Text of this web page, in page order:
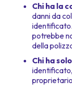
Chi ha la
danni da
potrebbe
della
Chi ha